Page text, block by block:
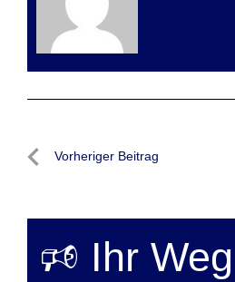
Vorheriger Beitrag
🕫 Ihr